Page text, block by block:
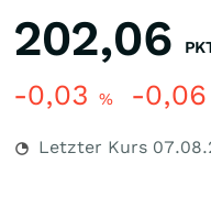
202,06
-0,03 % -0,06
Letzter Kurs